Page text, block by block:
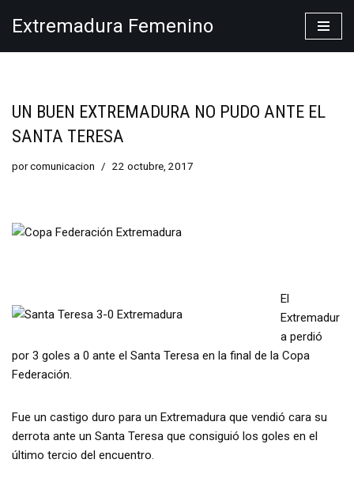
Extremadura Femenino
UN BUEN EXTREMADURA NO PUDO ANTE EL
SANTA TERESA
porcomunicacion 22 octubre, 2017
El
Extremadur
a perdió
por 3 goles a 0 ante el Santa Teresa en la final de la Copa
Federación.
Fue un castigo duro para un Extremadura que vendió cara su
derrota ante un Santa Teresa que consiguió los goles en el
último tercio del encuentro.